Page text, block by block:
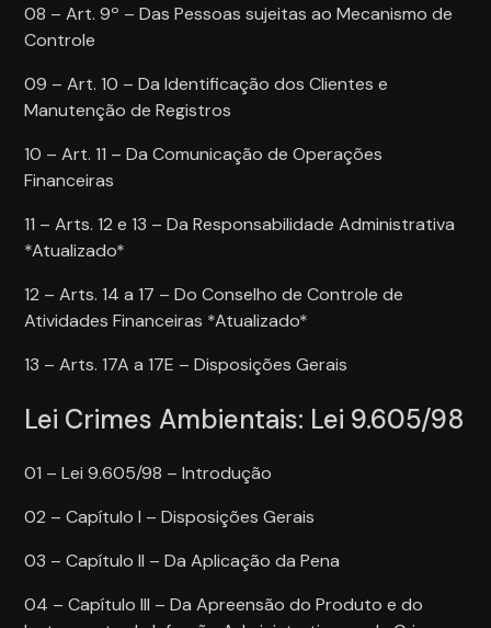
08 – Art. 9º – Das Pessoas sujeitas ao Mecanismo de
Controle
09 – Art. 10 – Da Identificação dos Clientes e
Manutenção de Registros
10 – Art. 11 – Da Comunicação de Operações
Financeiras
11 – Arts. 12 e 13 – Da Responsabilidade Administrativa
*Atualizado*
12 – Arts. 14 a 17 – Do Conselho de Controle de
Atividades Financeiras *Atualizado*
13 – Arts. 17A a 17E – Disposições Gerais
Lei Crimes Ambientais: Lei 9.605/98
01 – Lei 9.605/98 – Introdução
02 – Capítulo I – Disposições Gerais
03 – Capítulo II – Da Aplicação da Pena
04 – Capítulo III – Da Apreensão do Produto e do